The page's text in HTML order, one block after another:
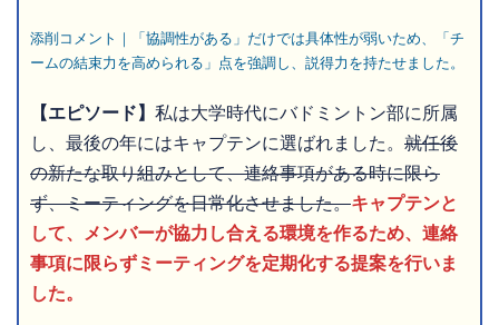
添削コメント｜「協調性がある」だけでは具体性が弱いため、「チ
ームの結束力を高められる」点を強調し、説得力を持たせました。
【エピソード】 私は大学時代にバドミントン部に所属
し、最後の年にはキャプテンに選ばれました。 就任後
の新たな取り組みとして、連絡事項がある時に限ら
ず、ミーティングを日常化させました。キャプテンと
して、メンバーが協力し合える環境を作るため、連絡
事項に限らずミーティングを定期化する提案を行いま
した。